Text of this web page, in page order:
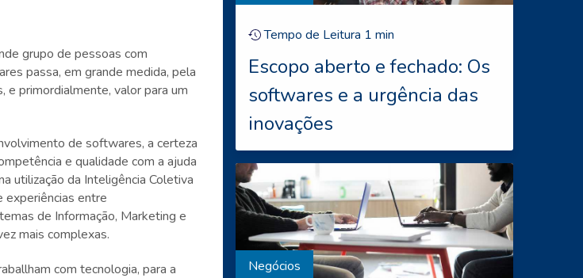
grupo de pessoas com
passa, em grande medida, pela
e primordialmente, valor para um
de softwares, a certeza
e qualidade com a ajuda
utilização da Inteligência Coletiva
entre
de Informação, Marketing e
mais complexas.
com tecnologia, para a
Tempo de Leitura 1 min
Escopo aberto e fechado: Os
softwares e a urgência das
inovações
Negócios